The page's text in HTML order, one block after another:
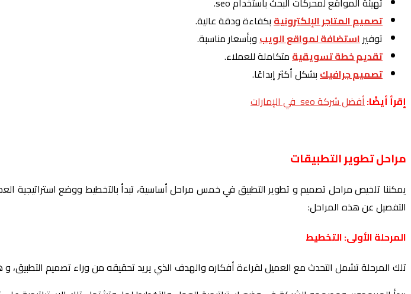
تصميم المتاجر الإلكترونيةبكفاءة ودقة عالية.
توفيراستضافة لمواقع الويبوبأسعار مناسبة.
تقديم خطة تسويقيةمتكاملة للعملاء.
تصميم جرافيكبشكل أكثر إبداعًا.
إقرأ أيضًا:أفضل شركة seo في الإمارات
مراحل تطوير التطبيقات
يمكننا تلخيص مراحل تصميم و تطوير التطبيق في خمس مراحل أساسية، تبدأ بالتخطيط ووضع استراتيجية
التفصيل عن هذه المراحل:
المرحلة الأولى: التخطيط
تلك المرحلة تشمل التحدث مع العميل لقراءة أفكاره والهدف الذي يريد تحقيقه من وراء تصميم التطبيق،